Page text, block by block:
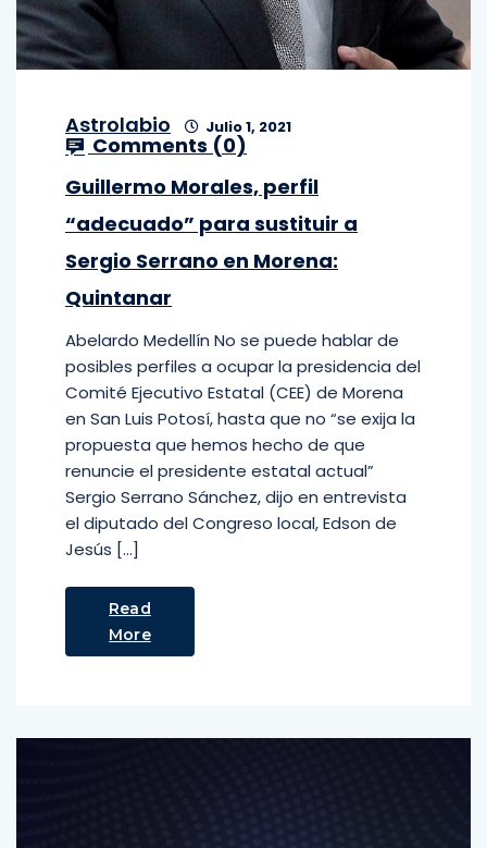
Astrolabio Julio 1, 2021
Comments (0)
Guillermo Morales, perfil
“adecuado” para sustituir a
Sergio Serrano en Morena:
Quintanar
Abelardo Medellín No se puede hablar de
posibles perfiles a ocupar la presidencia del
Comité Ejecutivo Estatal (CEE) de Morena
en San Luis Potosí, hasta que no “se exija la
propuesta que hemos hecho de que
renuncie el presidente estatal actual”
Sergio Serrano Sánchez, dijo en entrevista
el diputado del Congreso local, Edson de
Jesús […]
Read
More